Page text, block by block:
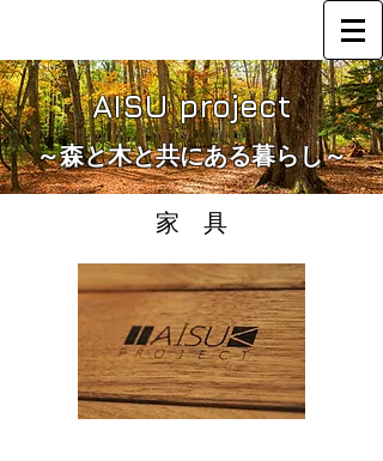
AISU project
​～森と木と共にある暮らし～
​家 具